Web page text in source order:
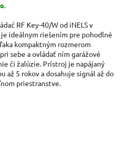
RF Key-40/W od iNELS v
ideálnym riešením pre pohodlné
kompaktným rozmerom
sebe a ovládať ním garážové
či žalúzie. Prístroj je napájaný
až 5 rokov a dosahuje signál až do
priestranstve.